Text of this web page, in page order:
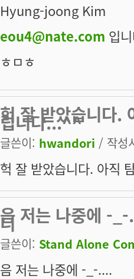
Hyung-joong Kim
eou4@nate.com 입
ㅎㅁㅎ
헉 잘 받았습니다.
립니다...^^
글쓴이: hwandori / 작성
헉 잘 받았습니다. 아직
음 저는 나중에 -
니
글쓴이: Stand Alone
음 저는 나중에 -_-....